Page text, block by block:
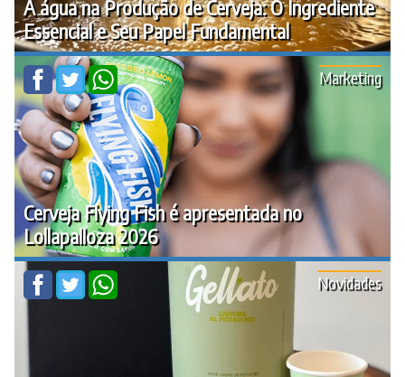
A água na Produção de Cerveja: O Ingrediente
Essencial e Seu Papel Fundamental
Cerveja Flying Fish é apresentada no
Lollapalloza 2026
Marketing
Novidades